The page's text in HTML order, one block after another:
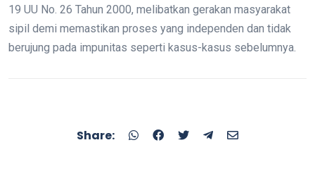
19 UU No. 26 Tahun 2000, melibatkan gerakan masyarakat
sipil demi memastikan proses yang independen dan tidak
berujung pada impunitas seperti kasus-kasus sebelumnya.
Share: